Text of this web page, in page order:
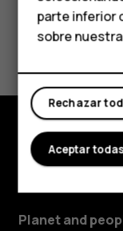
Mi cuenta
¿Te ha
Sí No
Comprar
Planet and
parte inferior
sobre nuestra
Rechazar
Aceptar